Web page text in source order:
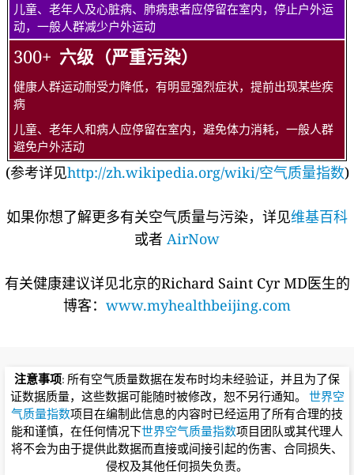
儿童、老年人及心脏病、肺病患者应停留在室内，停止户外运
动，一般人群减少户外运动
300+ 六级（严重污染）
健康人群运动耐受力降低，有明显强烈症状，提前出现某些疾
病
儿童、老年人和病人应停留在室内，避免体力消耗，一般人群
避免户外活动
(参考详见http://zh.wikipedia.org/wiki/空气质量指数)
如果你想了解更多有关空气质量与污染，详见维基百科
或者 AirNow
有关健康建议详见北京的Richard Saint Cyr MD医生的
博客： www.myhealthbeijing.com
注意事项: 所有空气质量数据在发布时均未经验证，并且为了保
证数据质量，这些数据可能随时被修改，恕不另行通知。 世界空
气质量指数项目在编制此信息的内容时已经运用了所有合理的技
能和谨慎，在任何情况下世界空气质量指数项目团队或其代理人
将不会为由于提供此数据而直接或间接引起的伤害、合同损失、
侵权及其他任何损失负责。